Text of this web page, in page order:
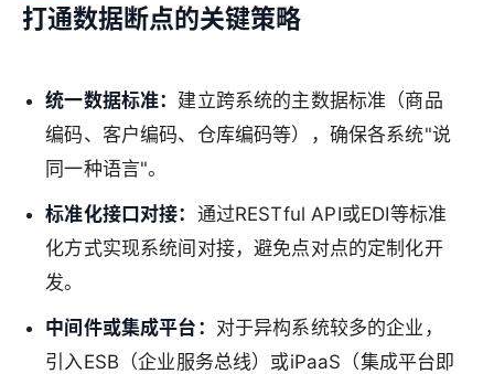
打通数据断点的关键策略
统一数据标准： 建立跨系统的主数据标准（商品
编码、客户编码、仓库编码等），确保各系统"说
同一种语言"。
标准化接口对接： 通过RESTful API或EDI等标准
化方式实现系统间对接，避免点对点的定制化开
发。
中间件或集成平台： 对于异构系统较多的企业，
引入ESB（企业服务总线）或iPaaS（集成平台即